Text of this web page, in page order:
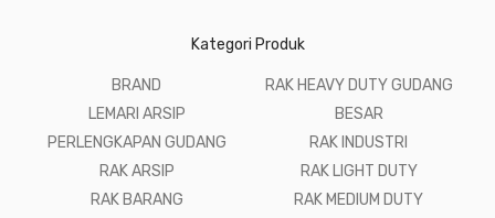
Kategori Produk
BRAND
LEMARI ARSIP
PERLENGKAPAN GUDANG
RAK ARSIP
RAK BARANG
RAK HEAVY DUTY GUDANG
BESAR
RAK INDUSTRI
RAK LIGHT DUTY
RAK MEDIUM DUTY